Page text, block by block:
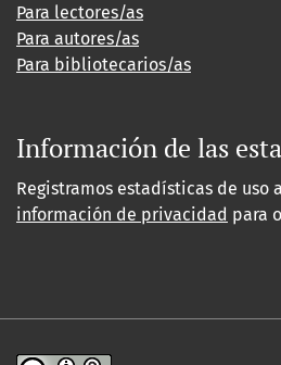
Para lectores/as
Para autores/as
Para bibliotecarios/as
Información de las
Registramos estadísticas de uso
información de privacidad para